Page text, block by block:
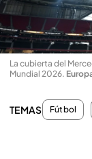
La cubierta del
Mundial 2026.
TEMAS Fútbol